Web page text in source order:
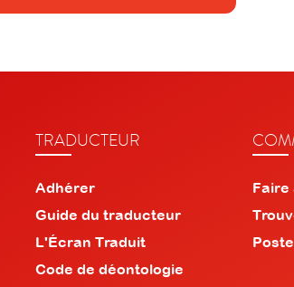
TRADUCTEUR
Adhérer
Guide du traducteur
L'Écran Traduit
Code de déontologie